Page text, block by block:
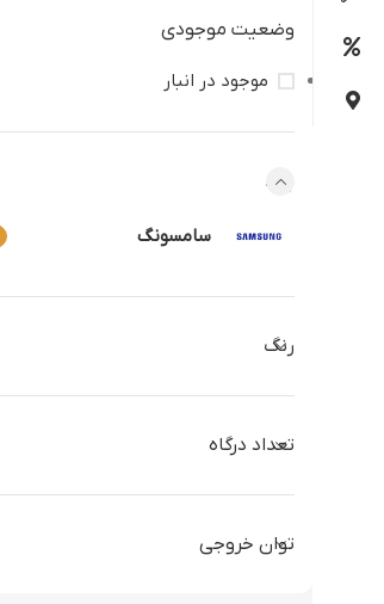
وضعیت موجودی
موجود در انبار
برند
سامسونگ
رنگ
تعداد درگاه
توان خروجی